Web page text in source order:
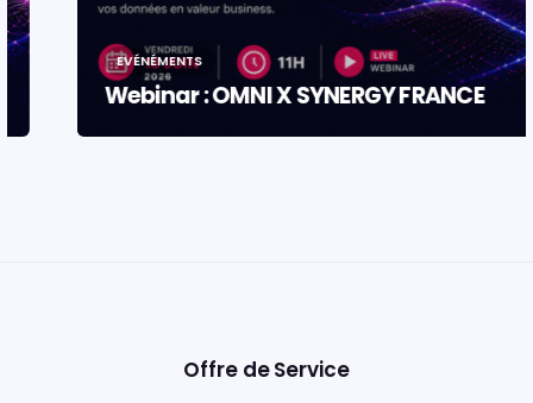
EVÉNÉMENTS
Webinar : OMNI X SYNERGY FRANCE
Offre de Service